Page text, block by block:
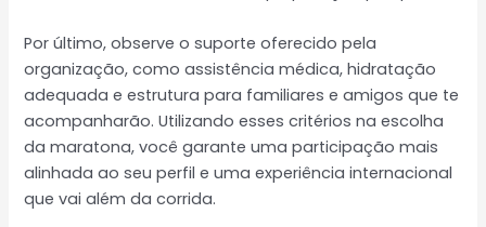
Por último, observe o suporte oferecido pela
organização, como assistência médica, hidratação
adequada e estrutura para familiares e amigos que te
acompanharão. Utilizando esses critérios na escolha
da maratona, você garante uma participação mais
alinhada ao seu perfil e uma experiência internacional
que vai além da corrida.